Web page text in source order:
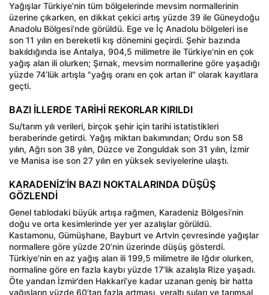
Yağışlar Türkiye'nin tüm bölgelerinde mevsim normallerinin
üzerine çıkarken, en dikkat çekici artış yüzde 39 ile Güneydoğu
Anadolu Bölgesi’nde görüldü. Ege ve İç Anadolu bölgeleri ise
son 11 yılın en bereketli kış dönemini geçirdi. Şehir bazında
bakıldığında ise Antalya, 904,5 milimetre ile Türkiye'nin en çok
yağış alan ili olurken; Şırnak, mevsim normallerine göre yaşadığı
yüzde 74’lük artışla "yağış oranı en çok artan il" olarak kayıtlara
geçti.
BAZI İLLERDE TARİHİ REKORLAR KIRILDI
Su/tarım yılı verileri, birçok şehir için tarihi istatistikleri
beraberinde getirdi. Yağış miktarı bakımından; Ordu son 58
yılın, Ağrı son 38 yılın, Düzce ve Zonguldak son 31 yılın, İzmir
ve Manisa ise son 27 yılın en yüksek seviyelerine ulaştı.
KARADENİZ’İN BAZI NOKTALARINDA DÜŞÜŞ
GÖZLENDİ
Genel tablodaki büyük artışa rağmen, Karadeniz Bölgesi’nin
doğu ve orta kesimlerinde yer yer azalışlar görüldü.
Kastamonu, Gümüşhane, Bayburt ve Artvin çevresinde yağışlar
normallere göre yüzde 20’nin üzerinde düşüş gösterdi.
Türkiye’nin en az yağış alan ili 199,5 milimetre ile Iğdır olurken,
normaline göre en fazla kaybı yüzde 17’lik azalışla Rize yaşadı.
Öte yandan İzmir’den Hakkari’ye kadar uzanan geniş bir hatta
yağışların yüzde 60’tan fazla artması, yeraltı suları ve tarımsal